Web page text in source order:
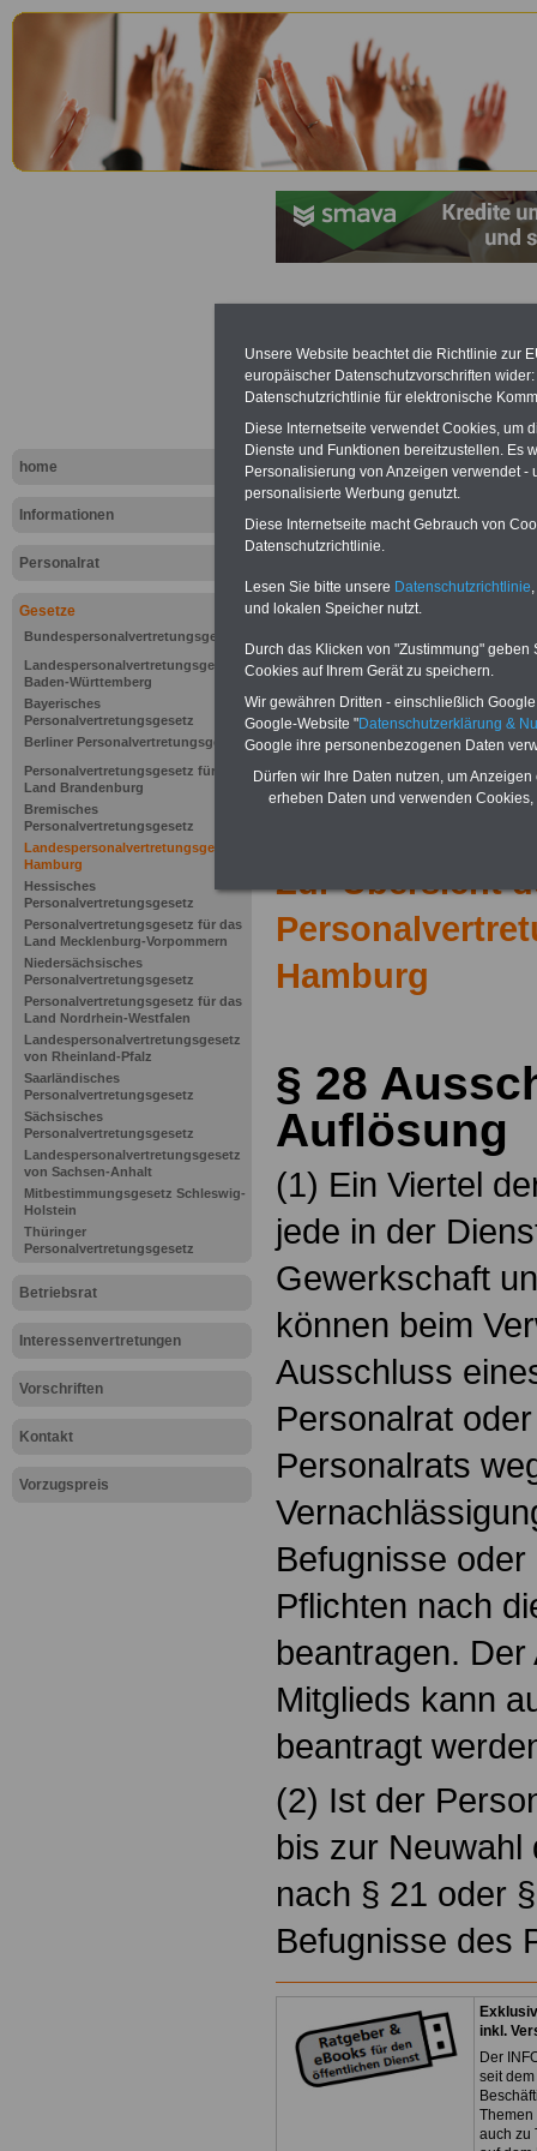
home
Informationen
Personalrat
Gesetze
Bundespersonalvertretungsgesetz
Landespersonalvertretungsgesetz
Baden-Württemberg
Bayerisches
Personalvertretungsgesetz
Berliner Personalvertretungsgesetz
Personalvertretungsgesetz für das
Land Brandenburg
Bremisches
Personalvertretungsgesetz
Landespersonalvertretungsgesetz
Hamburg
Hessisches
Personalvertretungsgesetz
Personalvertretungsgesetz für das
Land Mecklenburg-Vorpommern
Niedersächsisches
Personalvertretungsgesetz
Personalvertretungsgesetz für das
Land Nordrhein-Westfalen
Landespersonalvertretungsgesetz
von Rheinland-Pfalz
Saarländisches
Personalvertretungsgesetz
Sächsisches
Personalvertretungsgesetz
Landespersonalvertretungsgesetz
von Sachsen-Anhalt
Mitbestimmungsgesetz Schleswig-
Holstein
Thüringer
Personalvertretungsgesetz
Betriebsrat
Interessenvertretungen
Vorschriften
Kontakt
Vorzugspreis
für das
28
Auflösung
Zur Übersicht
Hamburg
§ 28
Auflösung
(1) Ein Viertel
jede in der
Gewerkschaft
können beim
Ausschluss
Personalrat
Personalrats
Befugnisse
Pflichten nach
beantragen.
Mitglieds kann
beantragt
(2) Ist der
bis zur Neuwahl
nach § 21 oder
Befugnisse des
inkl.
Der
seit
Themen
auch zu
Unsere Website beachtet die Richtlinie zur
europäischer Datenschutzvorschriften
Datenschutzrichtlinie für elektronische
Diese Internetseite verwendet Cookies, um
Dienste und Funktionen bereitzustellen. Es
Personalisierung von Anzeigen verwendet
personalisierte Werbung genutzt.
Diese Internetseite macht Gebrauch von
Datenschutzrichtlinie.
Lesen Sie bitte unsere Datenschutzrichtlinie
und lokalen Speicher nutzt.
Durch das Klicken von "Zustimmung"
Cookies auf Ihrem Gerät zu speichern.
Wir gewähren Dritten - einschließlich
Google-Website "Datenschutzerklärung &
Google ihre personenbezogenen Daten
Dürfen wir Ihre Daten nutzen, um
erheben Daten und verwenden